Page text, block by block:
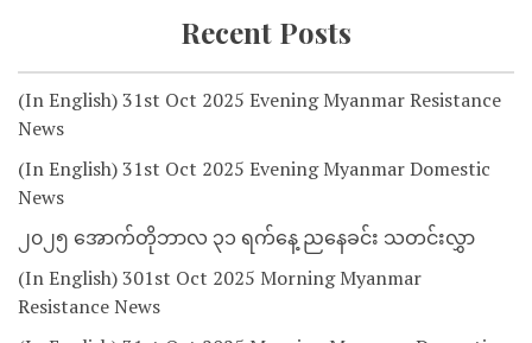
Recent Posts
(In English) 31st Oct 2025 Evening Myanmar Resistance
News
(In English) 31st Oct 2025 Evening Myanmar Domestic
News
၂၀၂၅ အောက်တိုဘာလ ၃၁ ရက်နေ့ ညနေခင်း သတင်းလွှာ
(In English) 301st Oct 2025 Morning Myanmar
Resistance News